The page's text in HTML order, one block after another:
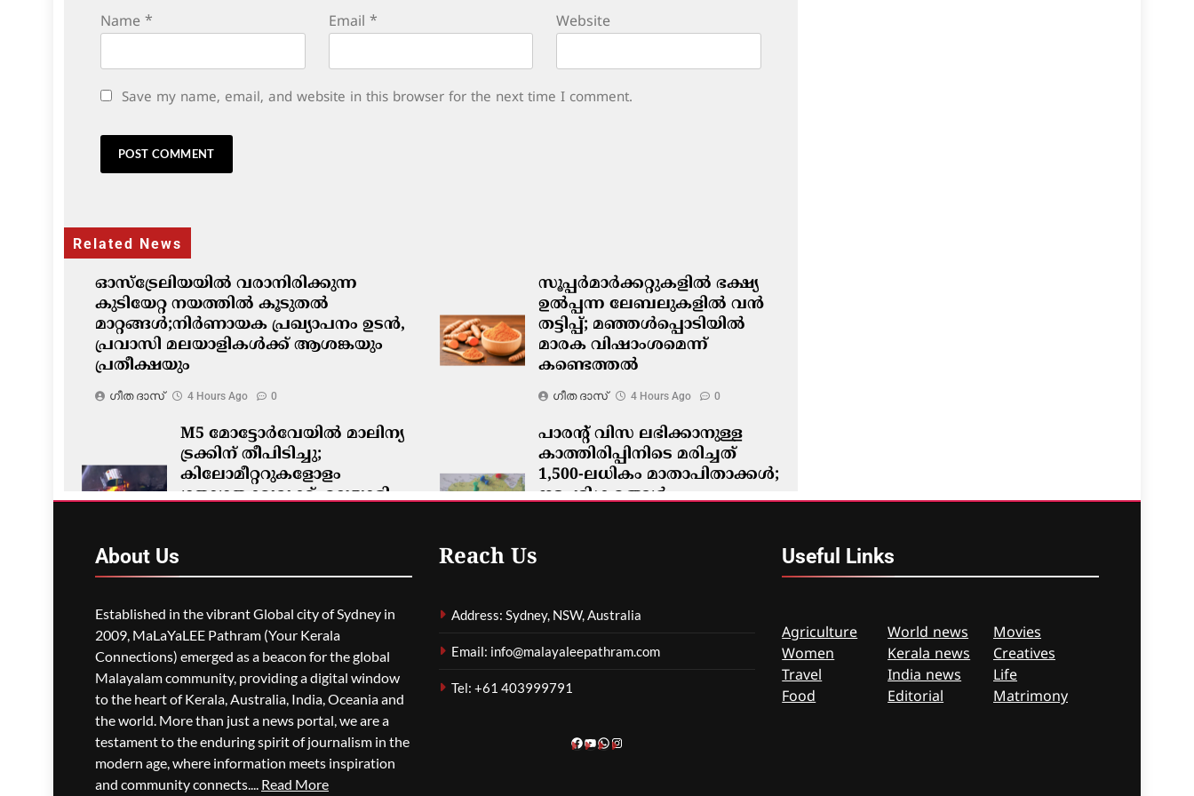
Name * Email * Website
Save my name, email, and website in this browser for the next time I comment.
Related News
ഓസ്‌ട്രേലിയയിൽ വരാനിരിക്കുന്ന
കുടിയേറ്റ നയത്തിൽ കൂടുതൽ
മാറ്റങ്ങൾ;നിർണായക പ്രഖ്യാപനം ഉടൻ,
പ്രവാസി മലയാളികൾക്ക് ആശങ്കയും
പ്രതീക്ഷയും
ഗീത ദാസ്‌ 4 Hours Ago 0
സൂപ്പർമാർക്കറ്റുകളിൽ ഭക്ഷ്യ
ഉൽപ്പന്ന ലേബലുകളിൽ വൻ
തട്ടിപ്പ്; മഞ്ഞൾപ്പൊടിയിൽ
മാരക വിഷാംശമെന്ന്
കണ്ടെത്തൽ
ഗീത ദാസ്‌ 4 Hours Ago 0
M5 മോട്ടോർവേയിൽ മാലിന്യ
ട്രക്കിന് തീപിടിച്ചു;
കിലോമീറ്ററുകളോളം
ഗതാഗതക്കുരുക്ക്, മലയാളി
പാരന്റ് വിസ ലഭിക്കാനുള്ള
കാത്തിരിപ്പിനിടെ മരിച്ചത്
1,500-ലധികം മാതാപിതാക്കൾ;
നടപടിക്രമങ്ങൾ
About Us
Established in the vibrant Global city of Sydney in
2009, MaLaYaLEE Pathram (Your Kerala
Connections) emerged as a beacon for the global
Malayalam community, providing a digital window
to the heart of Kerala, Australia, India, Oceania and
the world. More than just a news portal, we are a
testament to the enduring spirit of journalism in the
modern age, where information meets inspiration
and community connects.... Read More
Reach Us
Address: Sydney, NSW, Australia
Email: info@malayaleepathram.com
Tel: +61 403999791
Facebook
YouTube
WhatsApp
Instagram
Useful Links
Agriculture
Women
Travel
Food
World news
Kerala news
India news
Editorial
Movies
Creatives
Life
Matrimony